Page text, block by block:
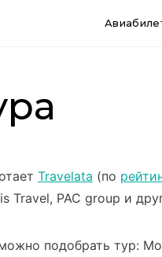
Travelata (по
Travel, PAC group и
подобрать тур: